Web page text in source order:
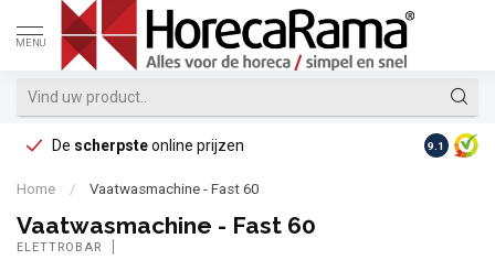
MENU
De scherpsteonline prijzen Op
9.1
Home / Vaatwasmachine - Fast 60
Vaatwasmachine - Fast 60
ELETTROBAR